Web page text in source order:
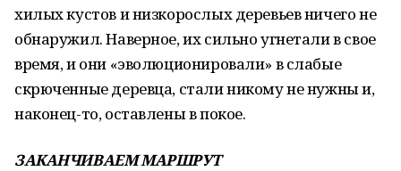
хилых кустов и низкорослых деревьев ничего не
обнаружил. Наверное, их сильно угнетали в свое
время, и они «эволюционировали» в слабые
скрюченные деревца, стали никому не нужны и,
наконец-то, оставлены в покое.
ЗАКАНЧИВАЕМ МАРШРУТ